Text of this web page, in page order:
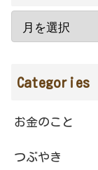
Categories
お金のこと
つぶやき